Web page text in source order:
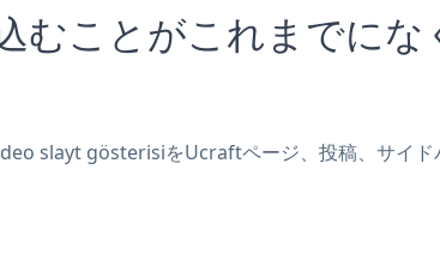
ことがこれまでにな
slayt gösterisiをUcraftページ、投稿、サイド